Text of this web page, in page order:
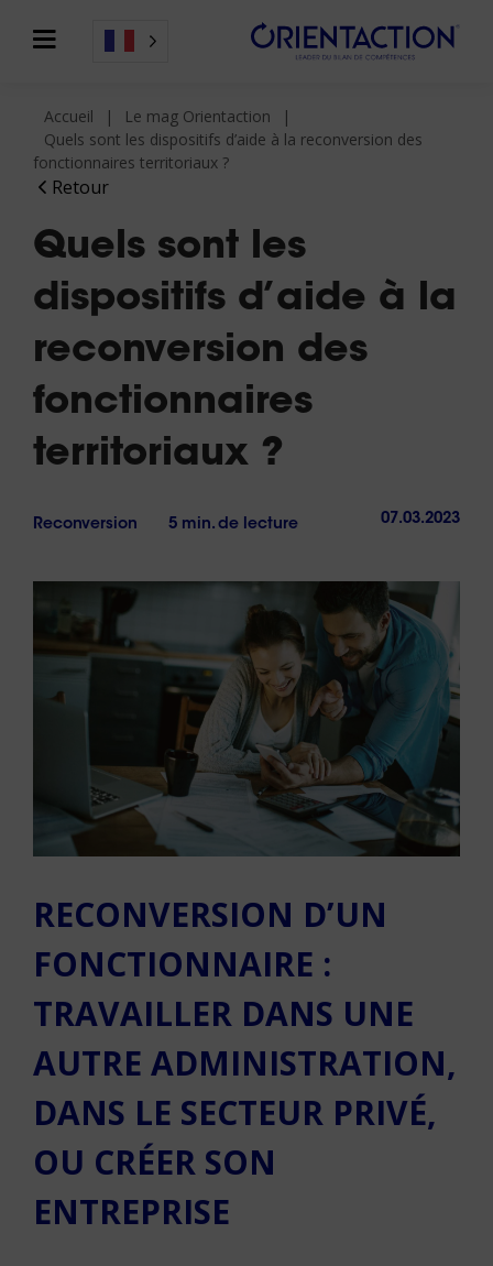
Retour
Accueil
Le mag Orientaction
Quels sont les dispositifs d’aide à la reconversion des
fonctionnaires territoriaux ?
Quels sont les
dispositifs d’aide à la
reconversion des
fonctionnaires
territoriaux ?
Reconversion 5 min. de lecture 07.03.2023
RECONVERSION D’UN
FONCTIONNAIRE :
TRAVAILLER DANS UNE
AUTRE ADMINISTRATION,
DANS LE SECTEUR PRIVÉ,
OU CRÉER SON
ENTREPRISE